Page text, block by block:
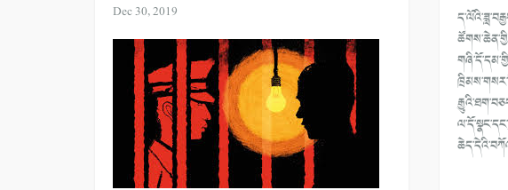
Dec 30, 2019